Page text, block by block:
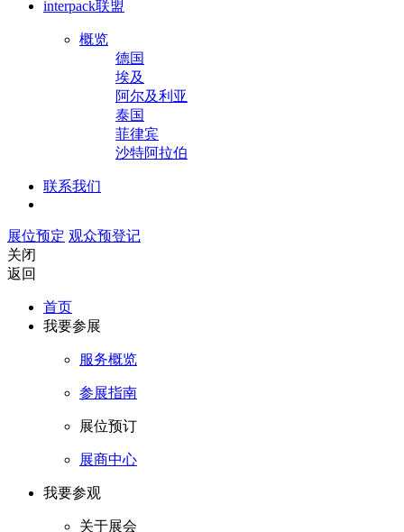
interpack联盟
概览
德国
埃及
阿尔及利亚
泰国
菲律宾
沙特阿拉伯
联系我们
展位预定 观众预登记
关闭
返回
首页
我要参展
服务概览
参展指南
展位预订
展商中心
我要参观
关于展会